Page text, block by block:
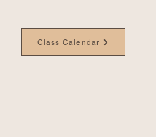
Class Calendar